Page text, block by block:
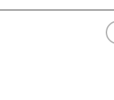
NÄR HOTELLREVYN SLOG